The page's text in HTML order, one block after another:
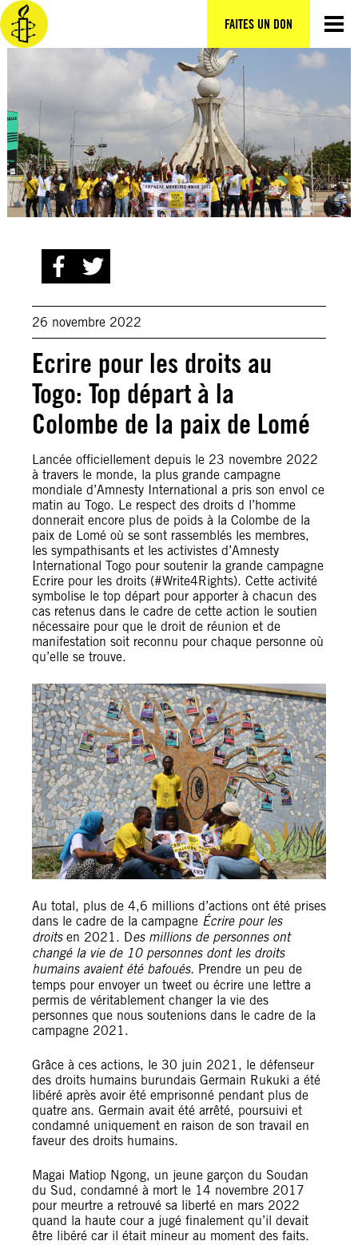
FAITES UN DON
Aller
au
contenu
26 novembre 2022
Ecrire pour les droits au
Togo: Top départ à la
Colombe de la paix de Lomé
Lancée officiellement depuis le 23 novembre 2022
à travers le monde, la plus grande campagne
mondiale d’Amnesty International a pris son envol ce
matin au Togo. Le respect des droits d l’homme
donnerait encore plus de poids à la Colombe de la
paix de Lomé où se sont rassemblés les membres,
les sympathisants et les activistes d’Amnesty
International Togo pour soutenir la grande campagne
Ecrire pour les droits (#Write4Rights). Cette activité
symbolise le top départ pour apporter à chacun des
cas retenus dans le cadre de cette action le soutien
nécessaire pour que le droit de réunion et de
manifestation soit reconnu pour chaque personne où
qu’elle se trouve.
Au total, plus de 4,6 millions d’actions ont été prises
dans le cadre de la campagne Écrire pour les
droitsen 2021. Des millions de personnes ont
changé la vie de 10 personnes dont les droits
humains avaient été bafoués. Prendre un peu de
temps pour envoyer un tweet ou écrire une lettre a
permis de véritablement changer la vie des
personnes que nous soutenions dans le cadre de la
campagne 2021.
Grâce à ces actions, le 30 juin 2021, le défenseur
des droits humains burundais Germain Rukuki a été
libéré après avoir été emprisonné pendant plus de
quatre ans. Germain avait été arrêté, poursuivi et
condamné uniquement en raison de son travail en
faveur des droits humains.
Magai Matiop Ngong, un jeune garçon du Soudan
du Sud, condamné à mort le 14 novembre 2017
pour meurtre a retrouvé sa liberté en mars 2022
quand la haute cour a jugé finalement qu’il devait
être libéré car il était mineur au moment des faits.